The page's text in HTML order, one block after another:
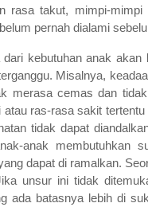
rasa takut, mimpi-
pernah dialami
dari kebutuhan anak
Misalnya,
merasa cemas dan
atau ras-rasa sakit
tidak dapat
anak membutuhkan
dapat di ramalkan.
unsur ini tidak
ada batasnya lebih di